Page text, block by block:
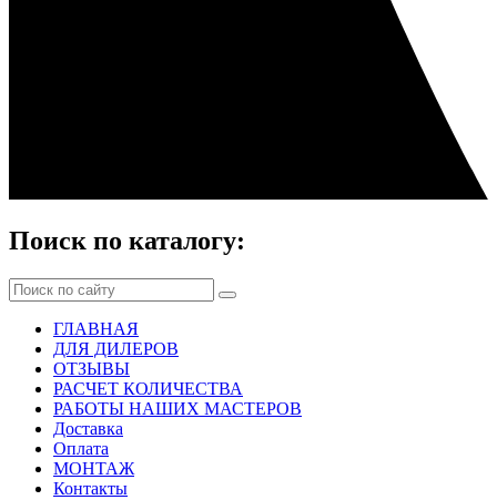
Поиск по каталогу:
ГЛАВНАЯ
ДЛЯ ДИЛЕРОВ
ОТЗЫВЫ
РАСЧЕТ КОЛИЧЕСТВА
РАБОТЫ НАШИХ МАСТЕРОВ
Доставка
Оплата
МОНТАЖ
Контакты